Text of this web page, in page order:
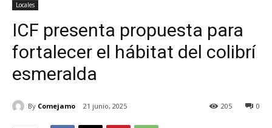
Locales
ICF presenta propuesta para
fortalecer el hábitat del colibrí
esmeralda
By Comejamo 21 junio, 2025 0
205